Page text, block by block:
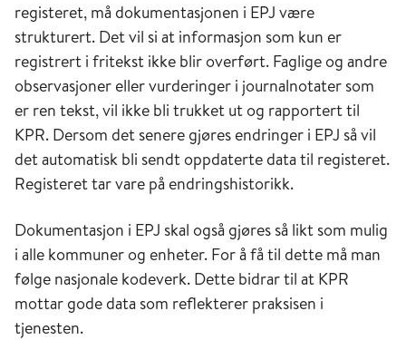
registeret, må dokumentasjonen i EPJ være
strukturert. Det vil si at informasjon som kun er
registrert i fritekst ikke blir overført. Faglige og andre
observasjoner eller vurderinger i journalnotater som
er ren tekst, vil ikke bli trukket ut og rapportert til
KPR. Dersom det senere gjøres endringer i EPJ så vil
det automatisk bli sendt oppdaterte data til registeret.
Registeret tar vare på endringshistorikk.
Dokumentasjon i EPJ skal også gjøres så likt som mulig
i alle kommuner og enheter. For å få til dette må man
følge nasjonale kodeverk. Dette bidrar til at KPR
mottar gode data som reflekterer praksisen i
tjenesten.